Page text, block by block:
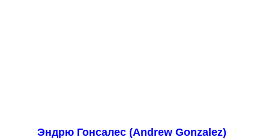
Эндрю Гонсалес (Andrew Gonzalez)